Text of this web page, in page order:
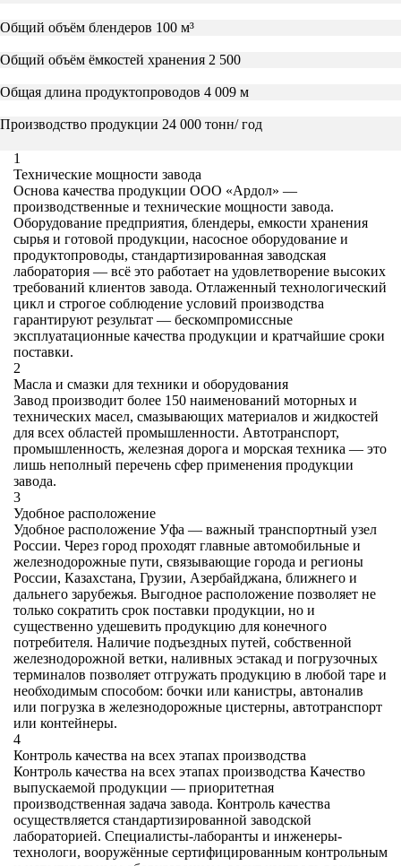
Общий объём блендеров 100 м³
Общий объём ёмкостей хранения 2 500
Общая длина продуктопроводов 4 009 м
Производство продукции 24 000 тонн/ год
1
Технические мощности завода
Основа качества продукции ООО «Ардол» —
производственные и технические мощности завода.
Оборудование предприятия, блендеры, емкости хранения
сырья и готовой продукции, насосное оборудование и
продуктопроводы, стандартизированная заводская
лаборатория — всё это работает на удовлетворение высоких
требований клиентов завода. Отлаженный технологический
цикл и строгое соблюдение условий производства
гарантируют результат — бескомпромиссные
эксплуатационные качества продукции и кратчайшие сроки
поставки.
2
Масла и смазки для техники и оборудования
Завод производит более 150 наименований моторных и
технических масел, смазывающих материалов и жидкостей
для всех областей промышленности. Автотранспорт,
промышленность, железная дорога и морская техника — это
лишь неполный перечень сфер применения продукции
завода.
3
Удобное расположение
Удобное расположение Уфа — важный транспортный узел
России. Через город проходят главные автомобильные и
железнодорожные пути, связывающие города и регионы
России, Казахстана, Грузии, Азербайджана, ближнего и
дальнего зарубежья. Выгодное расположение позволяет не
только сократить срок поставки продукции, но и
существенно удешевить продукцию для конечного
потребителя. Наличие подъездных путей, собственной
железнодорожной ветки, наливных эстакад и погрузочных
терминалов позволяет отгружать продукцию в любой таре и
необходимым способом: бочки или канистры, автоналив
или погрузка в железнодорожные цистерны, автотранспорт
или контейнеры.
4
Контроль качества на всех этапах производства
Контроль качества на всех этапах производства Качество
выпускаемой продукции — приоритетная
производственная задача завода. Контроль качества
осуществляется стандартизированной заводской
лабораторией. Специалисты-лаборанты и инженеры-
технологи, вооружённые сертифицированным контрольным